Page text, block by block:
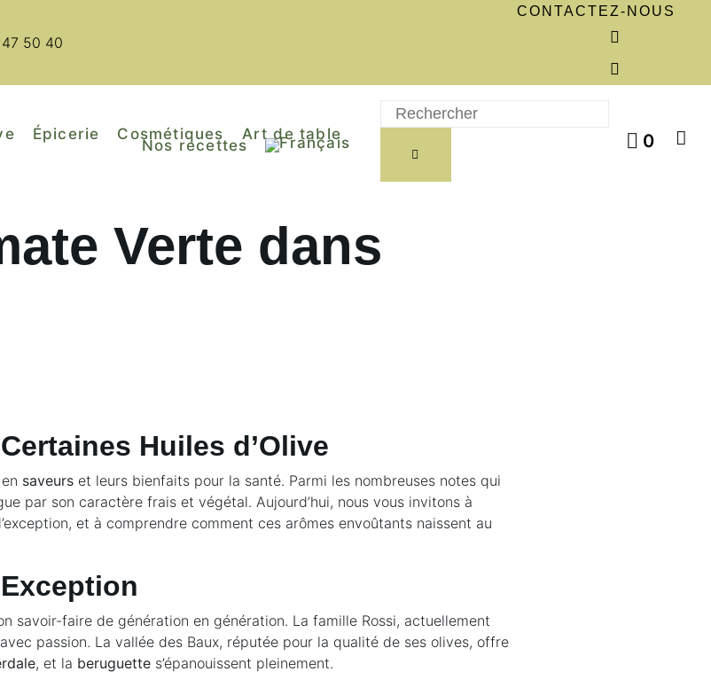
50 40
CONTACTEZ-NOUS
Épicerie Cosmétiques Art de table
Nos recettes 0
Verte dans
Huiles d’Olive
saveurs et leurs bienfaits pour la santé. Parmi les nombreuses notes qui
par son caractère frais et végétal. Aujourd’hui, nous vous invitons à
et à comprendre comment ces arômes envoûtants naissent au
savoir-faire de génération en génération. La famille Rossi, actuellement
passion. La vallée des Baux, réputée pour la qualité de ses olives, offre
, et la beruguette s’épanouissent pleinement.